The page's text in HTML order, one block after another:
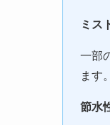
ミス
一部
ます
節水